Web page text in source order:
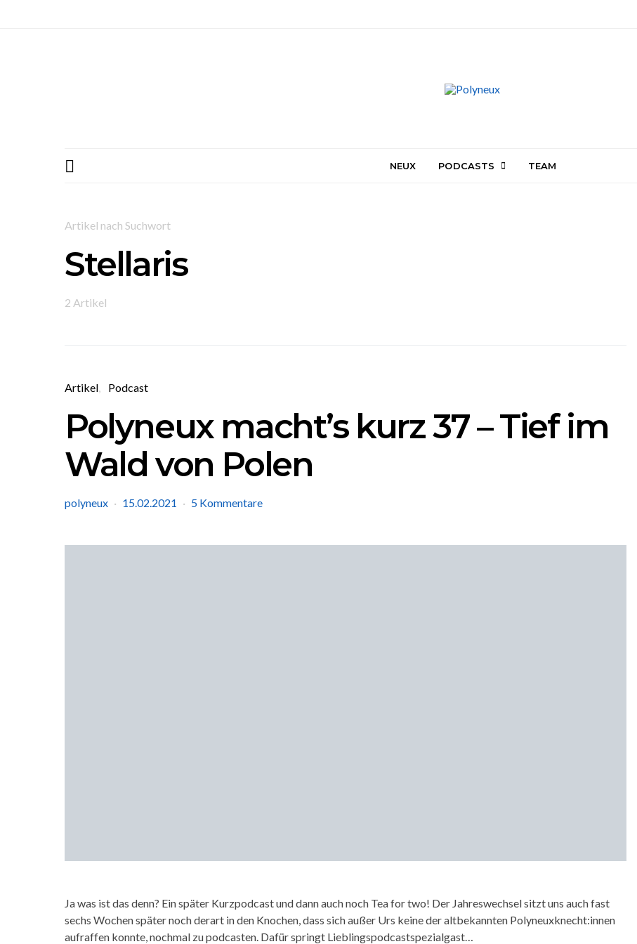
NEUX PODCASTS TEAM
Artikel nach Suchwort
Stellaris
2 Artikel
Artikel Podcast
Polyneux macht’s kurz 37 – Tief im
Wald von Polen
polyneux 15.02.2021 5 Kommentare
Ja was ist das denn? Ein später Kurzpodcast und dann auch noch Tea for two! Der Jahreswechsel sitzt uns auch fast
sechs Wochen später noch derart in den Knochen, dass sich außer Urs keine der altbekannten Polyneuxknecht:innen
aufraffen konnte, nochmal zu podcasten. Dafür springt Lieblingspodcastspezialgast…